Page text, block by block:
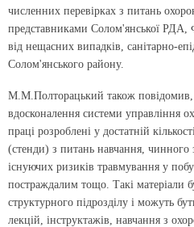
численних перевірках з питань
представниками Солом'янської РДА,
від нещасних випадків, санітарно-
Солом'янського району.
М.М.Полторацький також
вдосконалення системи управління
праці розроблені у достатній
(стенди) з питань навчання, чинного
існуючих ризиків травмування у
постраждалим тощо. Такі матеріали
структурного підрозділу і можуть
лекцій, інструктажів, навчання з